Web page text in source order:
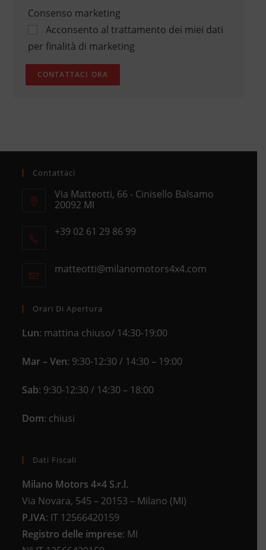
Consenso marketing
Acconsento al trattamento dei miei dati
per finalità di marketing
Contattaci
Via Matteotti, 66 - Cinisello Balsamo
20092 MI
in
+39 02 61 29 86 99
your
matteotti@milanomotors4x4.comOpens
Orari Di Apertura
Lun: mattina chiuso/ 14:30-19:00
Mar – Ven: 9:30-12:30 / 14:30 – 19:00
Sab: 9:30-12:30 / 14:30 – 18:00
Dom: chiusi
Dati Fiscali
Milano Motors 4×4 S.r.l.
Via Novara, 545 – 20153 – Milano (MI)
P.IVA: IT 12566420159
Registro delle imprese: MI